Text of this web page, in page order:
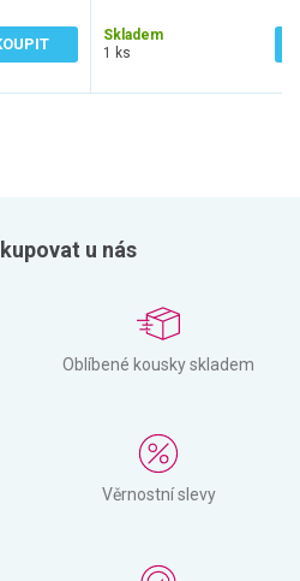
Skladem
1 ks
u nás
Oblíbené kousky skladem
Věrnostní slevy